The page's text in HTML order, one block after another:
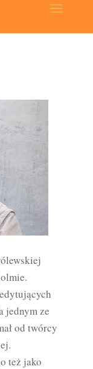
jednym ze
od twórcy
też jako